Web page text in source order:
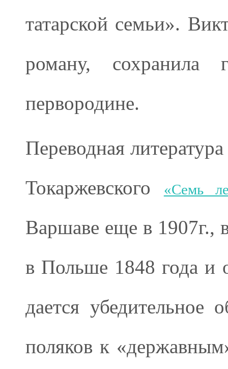
татарской семьи».
роману, сохранила
первородине.
Переводная
Токаржевского
«Семь
Варшаве еще в 1907г.,
в Польше 1848 года и
дается убедительное
поляков к